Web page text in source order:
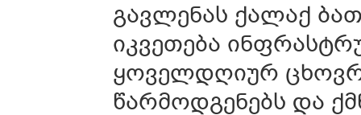
გავლენას ქალაქ
იკვეთება
ყოველდღიურ
წარმოდგენებს და